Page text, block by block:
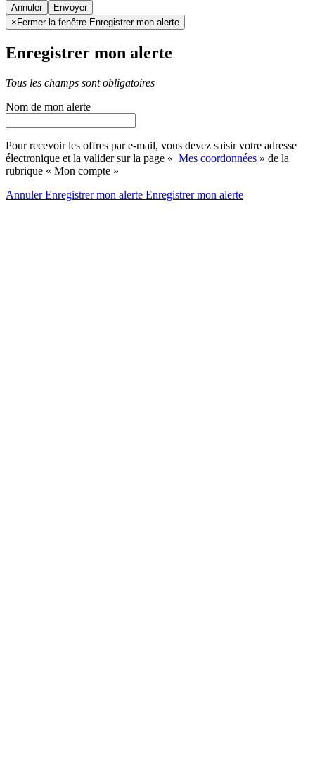
Annuler
× Fermer la fenêtre Enregistrer mon alerte
Enregistrer mon alerte
Tous les champs sont obligatoires
Nom de mon alerte
Pour recevoir les offres par e-mail, vous devez saisir votre adresse
électronique et la valider sur la page « Mes coordonnées » de la
rubrique « Mon compte »
AnnulerEnregistrer mon alerte Enregistrermon alerte